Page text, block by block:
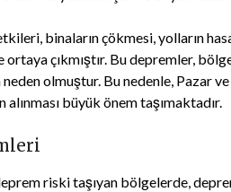
binaların çökmesi, yolların
çıkmıştır. Bu depremler,
olmuştur. Bu nedenle, Pazar ve
büyük önem taşımaktadır.
riski taşıyan bölgelerde,